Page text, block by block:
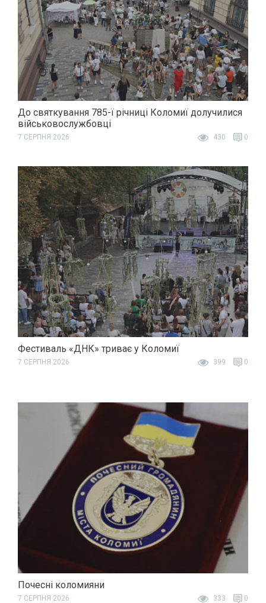
До святкування 785-ї річниці Коломиї долучилися
військовослужбовці
7 СЕРПНЯ 2026 430 0
Фестиваль «ДНК» триває у Коломиї
7 СЕРПНЯ 2026 399 0
Почесні коломияни
7 СЕРПНЯ 2026 333 0